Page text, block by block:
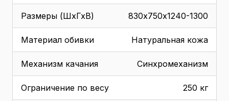
Размеры (ШхГхВ) 830х750х1240-1300
Материал обивки Натуральная кожа
Механизм качания Синхромеханизм
Ограничение по весу 250 кг